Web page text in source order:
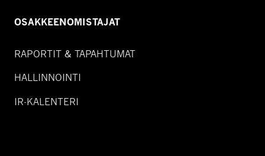
OSAKKEENOMISTAJAT
RAPORTIT & TAPAHTUMAT
HALLINNOINTI
IR-KALENTERI